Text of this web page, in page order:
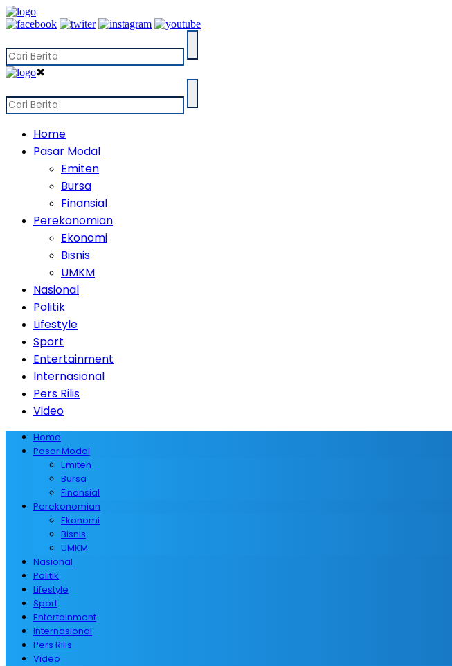
✖
Home
Pasar Modal
Emiten
Bursa
Finansial
Perekonomian
Ekonomi
Bisnis
UMKM
Nasional
Politik
Lifestyle
Sport
Entertainment
Internasional
Pers Rilis
Video
Home
Pasar Modal
Emiten
Bursa
Finansial
Perekonomian
Ekonomi
Bisnis
UMKM
Nasional
Politik
Lifestyle
Sport
Entertainment
Internasional
Pers Rilis
Video